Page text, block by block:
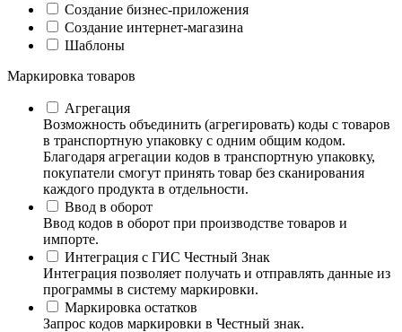
Создание бизнес-приложения
Создание интернет-магазина
Шаблоны
Маркировка товаров
Агрегация
Возможность объединить (агрегировать) коды с товаров
в транспортную упаковку с одним общим кодом.
Благодаря агрегации кодов в транспортную упаковку,
покупатели смогут принять товар без сканирования
каждого продукта в отдельности.
Ввод в оборот
Ввод кодов в оборот при производстве товаров и
импорте.
Интеграция с ГИС Честный Знак
Интеграция позволяет получать и отправлять данные из
программы в систему маркировки.
Маркировка остатков
Запрос кодов маркировки в Честный знак.